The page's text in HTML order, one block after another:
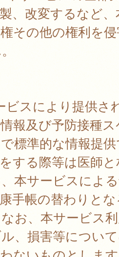
、改変するなど
その他の権利を
スにより提供さ
報及び予防接種
標準的な情報提
する際等は医師
本サービスによ
手帳の替わりと
お、本サービス
、損害等につい